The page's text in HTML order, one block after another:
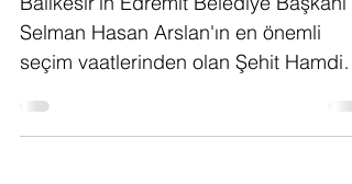
Selman Hasan Arslan'ın en önemli
seçim vaatlerinden olan Şehit Hamdi